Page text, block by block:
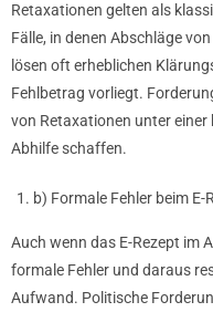
Retaxationen gelten als
Fälle, in denen Abschläge
lösen oft erheblichen
Fehlbetrag vorliegt.
von Retaxationen unter einer
Abhilfe schaffen.
b) Formale Fehler beim E-
Auch wenn das E-Rezept im
formale Fehler und daraus
Aufwand. Politische